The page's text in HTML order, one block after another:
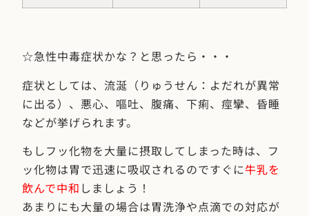
☆急性中毒症状かな？と思ったら・・・
症状としては、流涎（りゅうせん：よだれが異常
に出る）、悪心、嘔吐、腹痛、下痢、痙攣、昏睡
などが挙げられます。
もしフッ化物を大量に摂取してしまった時は、フ
ッ化物は胃で迅速に吸収されるのですぐに牛乳を
飲んで中和 しましょう！
あまりにも大量の場合は胃洗浄や点滴での対応が